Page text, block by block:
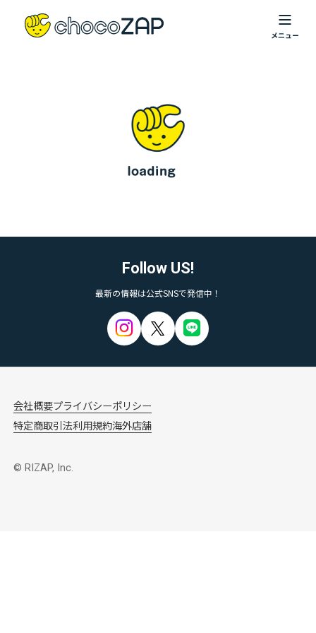
Follow US!
最新の情報は公式SNSで発信中！
会社概要プライバシーポリシー
特定商取引法利用規約海外店舗
© RIZAP, Inc.